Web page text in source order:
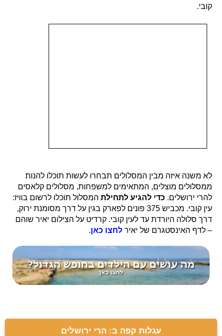
קובי.
לא משנה איזה מבין המסלולים תבחרו לעשות תוכלו להנות
ממסלולים מוצלים, המתאימים למשפחות, מסלולים קלאסים
להרי ירושלים. כדי להגיע לתחילת המסלול תוכלו לרשום בוויז:
עין קובי. מכביש 375 פונים לפארק בגין על דרך מסומנת ירוק,
דרך סלולה היורדת עד לעין קובי. קרדיט על הצילום יאיר שוהם
– לדף האינסטגרם של יאיר לחצו כאן.
עגלות קפה ב: הרי ירושלים